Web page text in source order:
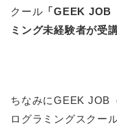
クール 「GEEK JOB
ミング未経験者が受
ちなみにGEEK JOB
ログラミングスクー